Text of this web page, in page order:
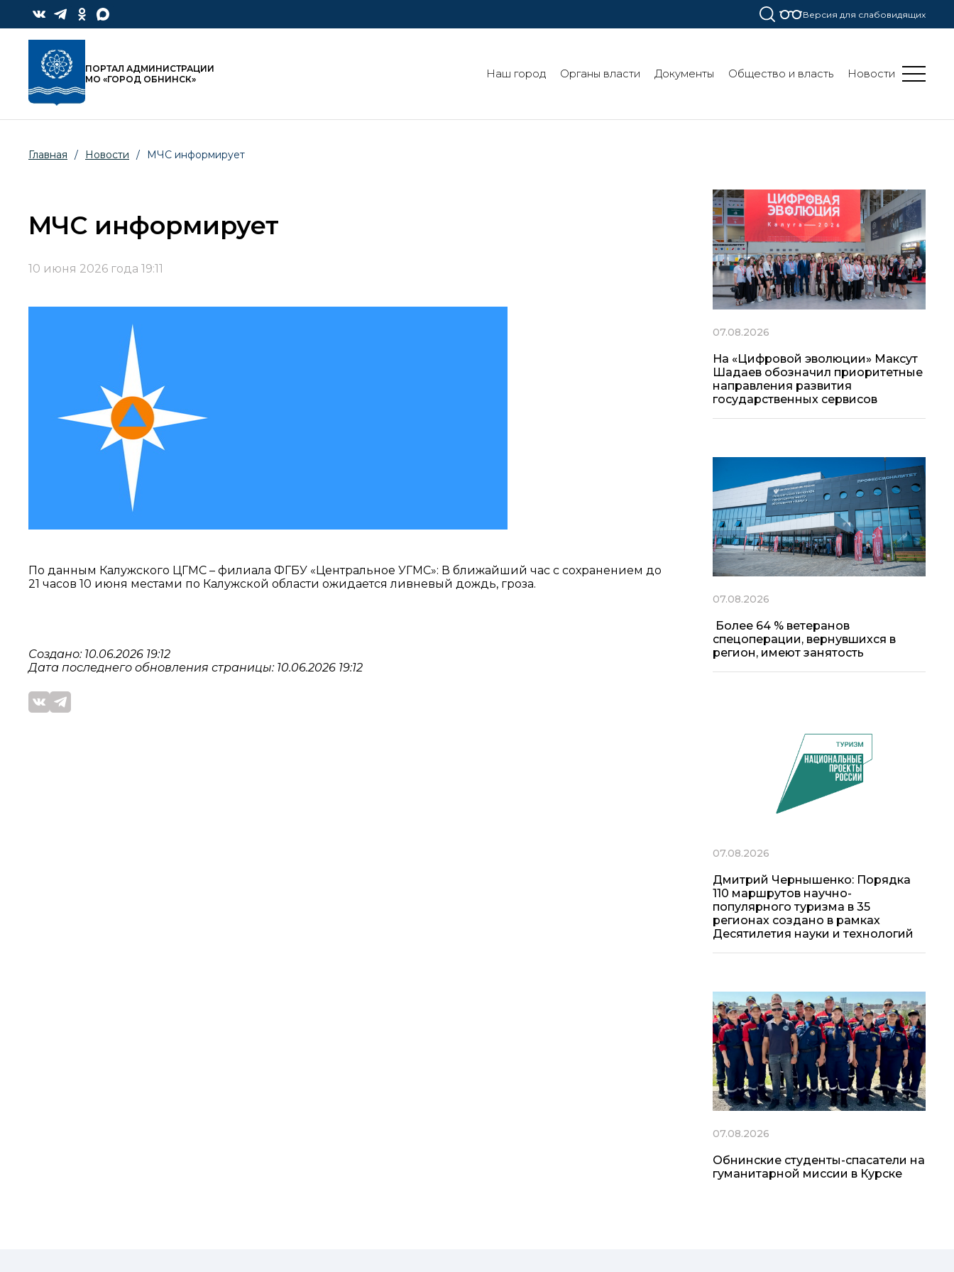
Версия для слабовидящих
ПОРТАЛ АДМИНИСТРАЦИИ
МО «ГОРОД ОБНИНСК»
Наш город Органы власти Документы Общество и власть Новости
Главная / Новости / МЧС информирует
МЧС информирует
10 июня 2026 года 19:11
По данным Калужского ЦГМС – филиала ФГБУ «Центральное УГМС»: В ближайший час с сохранением до
21 часов 10 июня местами по Калужской области ожидается ливневый дождь, гроза.
Создано: 10.06.2026 19:12
Дата последнего обновления страницы: 10.06.2026 19:12
07.08.2026
На «Цифровой эволюции» Максут
Шадаев обозначил приоритетные
направления развития
государственных сервисов
07.08.2026
Более 64 % ветеранов
спецоперации, вернувшихся в
регион, имеют занятость
07.08.2026
Дмитрий Чернышенко: Порядка
110 маршрутов научно-
популярного туризма в 35
регионах создано в рамках
Десятилетия науки и технологий
07.08.2026
Обнинские студенты-спасатели на
гуманитарной миссии в Курске